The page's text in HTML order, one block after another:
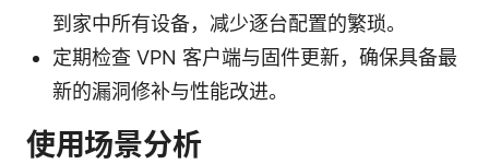
到家中所有设备，减少逐台配置的繁琐。
定期检查 VPN 客户端与固件更新，确保具备最
新的漏洞修补与性能改进。
使用场景分析